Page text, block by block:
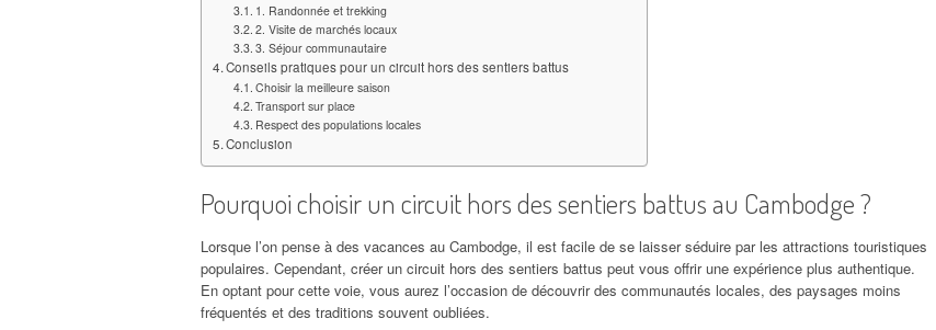
1. Randonnée et trekking
2. Visite de marchés locaux
3. Séjour communautaire
Conseils pratiques pour un circuit hors des sentiers battus
Choisir la meilleure saison
Transport sur place
Respect des populations locales
Conclusion
Pourquoi choisir un circuit hors des sentiers battus au Cambodge ?
Lorsque l’on pense à des vacances au Cambodge, il est facile de se laisser séduire par les attractions touristiques
populaires. Cependant, créer un circuit hors des sentiers battus peut vous offrir une expérience plus authentique.
En optant pour cette voie, vous aurez l’occasion de découvrir des communautés locales, des paysages moins
fréquentés et des traditions souvent oubliées.